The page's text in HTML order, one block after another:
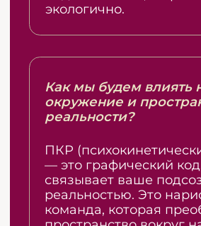
Хочет стать автором своей жизни, а не
беспомощным наблюдателем
Ходит по кругу, попадая в одни и те же
проблемные ситуации
Мечтает жить СВОЮ жизнь, а не оправдывать
ожидания окружающих
и эмоциями
Хочет быстро находить решение при
возникновении проблемных ситуаций